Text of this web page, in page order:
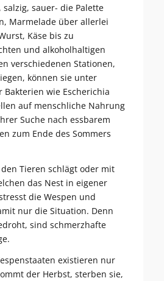
salzig, sauer- die Palette
Marmelade über allerlei
Käse bis zu
und alkoholhaltigen
verschiedenen Stationen,
können sie unter
Bakterien wie Escherichia
auf menschliche Nahrung
Suche nach essbarem
zum Ende des Sommers
Tieren schlägt oder mit
das Nest in eigener
die Wespen und
nur die Situation. Denn
sind schmerzhafte
existieren nur
der Herbst, sterben sie,